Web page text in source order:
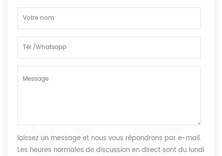
laissez un message et nous vous répondrons par e-mail.
Les heures normales de discussion en direct sont du lundi